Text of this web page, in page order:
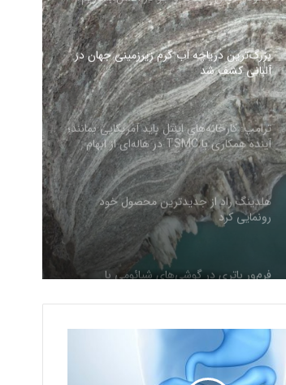
بزرگ‌ترین دریاچه آب گرم زیرزمینی جهان در
آلبانی کشف شد
ترامپ: کارخانه‌های اینتل باید آمریکایی بمانند؛
آینده همکاری با TSMC در هاله‌ای از ابهام
هلدینگ راد از جدیدترین محصول خود
رونمایی کرد
فرم‌ور باتری در گوشی‌های شیائومی با
سیستم‌عامل HyperOS 2.0 به‌روزرسانی
مخفی دریافت کرد
بیشتر مواد با حرارت‌دادن نرم می‌شوند؛ پس
چرا تخم مرغ سفت می‌شود؟